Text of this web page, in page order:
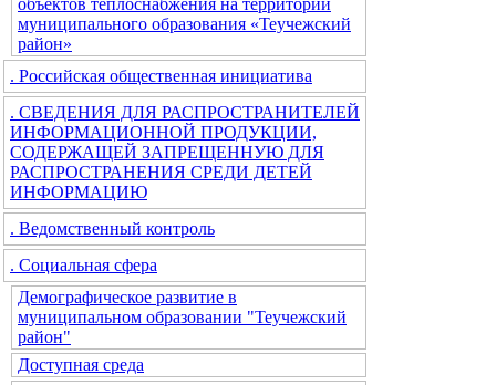
объектов теплоснабжения на территории
муниципального образования «Теучежский
район»
. Российская общественная инициатива
. СВЕДЕНИЯ ДЛЯ РАСПРОСТРАНИТЕЛЕЙ
ИНФОРМАЦИОННОЙ ПРОДУКЦИИ,
СОДЕРЖАЩЕЙ ЗАПРЕЩЕННУЮ ДЛЯ
РАСПРОСТРАНЕНИЯ СРЕДИ ДЕТЕЙ
ИНФОРМАЦИЮ
. Ведомственный контроль
. Социальная сфера
Демографическое развитие в
муниципальном образовании "Теучежский
район"
Доступная среда